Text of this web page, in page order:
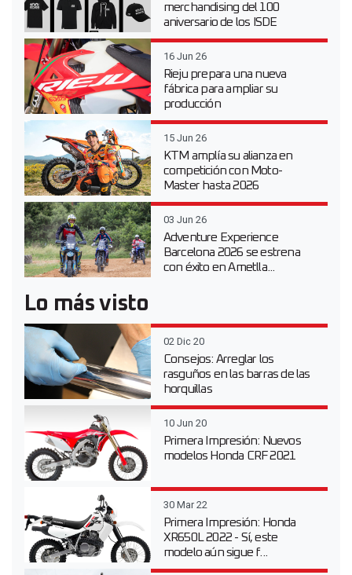
merchandising del 100
aniversario de los ISDE
16 Jun 26
Rieju prepara una nueva
fábrica para ampliar su
producción
15 Jun 26
KTM amplía su alianza en
competición con Moto-
Master hasta 2026
03 Jun 26
Adventure Experience
Barcelona 2026 se estrena
con éxito en Ametlla...
Lo más visto
02 Dic 20
Consejos: Arreglar los
rasguños en las barras de las
horquillas
10 Jun 20
Primera Impresión: Nuevos
modelos Honda CRF 2021
30 Mar 22
Primera Impresión: Honda
XR650L 2022 - Sí, este
modelo aún sigue f...